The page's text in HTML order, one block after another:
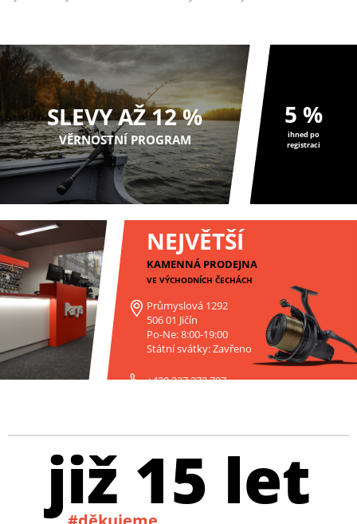
SLEVY AŽ 12 %
VĚRNOSTNÍ PROGRAM
5 %
ihned po
registraci
NEJVĚTŠÍ
KAMENNÁ PRODEJNA
VE VÝCHODNÍCH ČECHÁCH
Průmyslová 1292
506 01 Jičín
Po-Ne: 8:00-19:00
Státní svátky: Zavřeno
+420 227 272 797
již 15 let